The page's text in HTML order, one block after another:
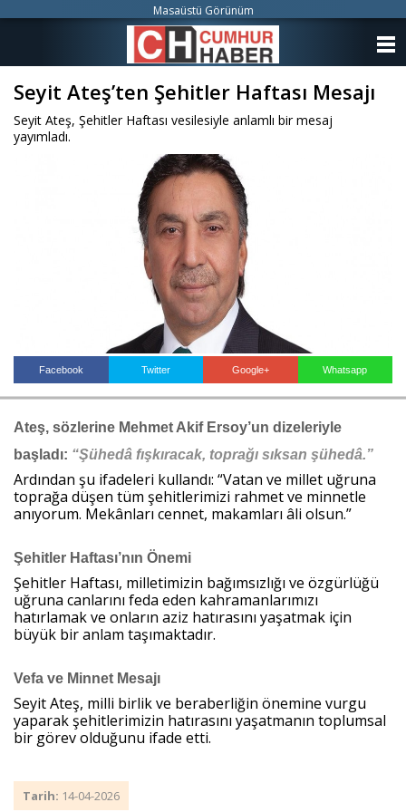
Seyit Ateş’ten Şehitler Haftası Mesajı
Seyit Ateş, Şehitler Haftası vesilesiyle anlamlı bir mesaj
yayımladı.
Facebook Twitter Google+ Whatsapp
Ateş, sözlerine Mehmet Akif Ersoy’un dizeleriyle
başladı: “Şühedâ fışkıracak, toprağı sıksan şühedâ.”
Ardından şu ifadeleri kullandı: “Vatan ve millet uğruna
toprağa düşen tüm şehitlerimizi rahmet ve minnetle
anıyorum. Mekânları cennet, makamları âli olsun.”
Şehitler Haftası’nın Önemi
Şehitler Haftası, milletimizin bağımsızlığı ve özgürlüğü
uğruna canlarını feda eden kahramanlarımızı
hatırlamak ve onların aziz hatırasını yaşatmak için
büyük bir anlam taşımaktadır.
Vefa ve Minnet Mesajı
Seyit Ateş, milli birlik ve beraberliğin önemine vurgu
yaparak şehitlerimizin hatırasını yaşatmanın toplumsal
bir görev olduğunu ifade etti.
Tarih: 14-04-2026
Masaüstü Görünüm
KATEGORİLER
YAZARLAR
İLETİŞİM
Haberin Doğru Adresi.